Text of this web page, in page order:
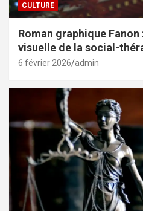
CULTURE
Roman graphique Fanon
visuelle de la social-
6 février 2026 admin